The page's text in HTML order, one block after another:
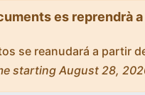
es reprendrà
se reanudará a partir
starting August 28,